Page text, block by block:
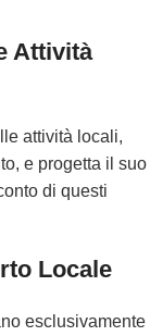
Attività
attività locali,
e progetta il suo
di questi
Locale
esclusivamente